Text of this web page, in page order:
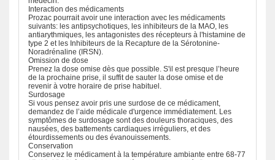
Interaction des médicaments
Prozac pourrait avoir une interaction avec les médicaments
suivants: les antipsychotiques, les inhibiteurs de la MAO, les
antiarythmiques, les antagonistes des récepteurs à l'histamine de
type 2 et les Inhibiteurs de la Recapture de la Sérotonine-
Noradrénaline (IRSN).
Omission de dose
Prenez la dose omise dès que possible. S'il est presque l’heure
de la prochaine prise, il suffit de sauter la dose omise et de
revenir à votre horaire de prise habituel.
Surdosage
Si vous pensez avoir pris une surdose de ce médicament,
demandez de l’aide médicale d'urgence immédiatement. Les
symptômes de surdosage sont des douleurs thoraciques, des
nausées, des battements cardiaques irréguliers, et des
étourdissements ou des évanouissements.
Conservation
Conservez le médicament à la température ambiante entre 68-77